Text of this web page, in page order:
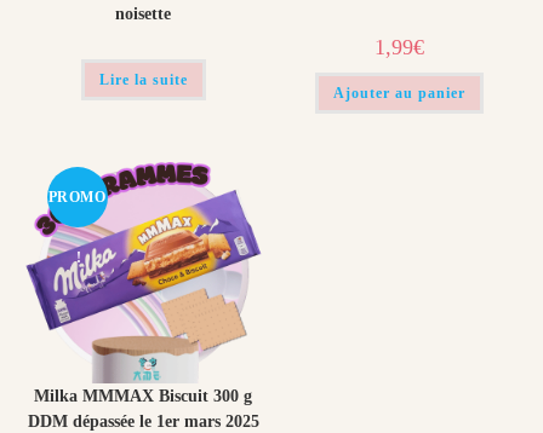
noisette
Lire la suite
1,99€
Ajouter au panier
PROMO
!
Milka MMMAX Biscuit 300 g
DDM dépassée le 1er mars 2025